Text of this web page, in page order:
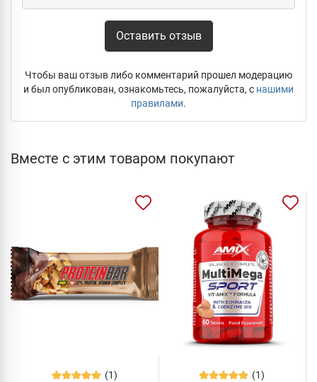
Оставить отзыв
Чтобы ваш отзыв либо комментарий прошел модерацию
и был опубликован, ознакомьтесь, пожалуйста, с нашими
правилами.
Вместе с этим товаром покупают
(1) (1)